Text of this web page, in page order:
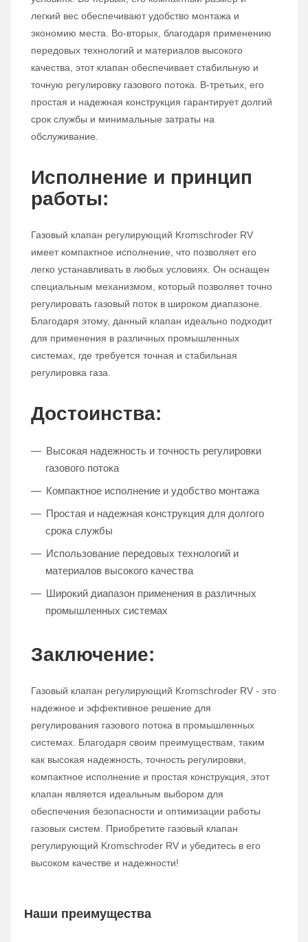
легкий вес обеспечивают удобство монтажа и
экономию места. Во-вторых, благодаря применению
передовых технологий и материалов высокого
качества, этот клапан обеспечивает стабильную и
точную регулировку газового потока. В-третьих, его
простая и надежная конструкция гарантирует долгий
срок службы и минимальные затраты на
обслуживание.
Исполнение и принцип
работы:
Газовый клапан регулирующий Kromschroder RV
имеет компактное исполнение, что позволяет его
легко устанавливать в любых условиях. Он оснащен
специальным механизмом, который позволяет точно
регулировать газовый поток в широком диапазоне.
Благодаря этому, данный клапан идеально подходит
для применения в различных промышленных
системах, где требуется точная и стабильная
регулировка газа.
Достоинства:
Высокая надежность и точность регулировки
газового потока
Компактное исполнение и удобство монтажа
Простая и надежная конструкция для долгого
срока службы
Использование передовых технологий и
материалов высокого качества
Широкий диапазон применения в различных
промышленных системах
Заключение:
Газовый клапан регулирующий Kromschroder RV - это
надежное и эффективное решение для
регулирования газового потока в промышленных
системах. Благодаря своим преимуществам, таким
как высокая надежность, точность регулировки,
компактное исполнение и простая конструкция, этот
клапан является идеальным выбором для
обеспечения безопасности и оптимизации работы
газовых систем. Приобретите газовый клапан
регулирующий Kromschroder RV и убедитесь в его
высоком качестве и надежности!
Наши преимущества